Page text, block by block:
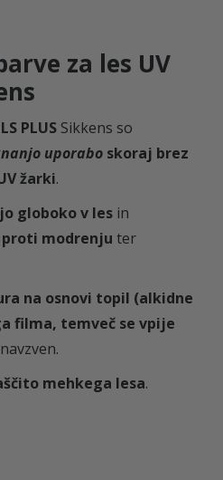
€
d
o
8
4
za les UV
PLUS Sikkens so
uporabo skoraj brez
žarki.
globoko v les in
modrenju ter
na osnovi topil (alkidne
filma, temveč se vpije
mehkega lesa.